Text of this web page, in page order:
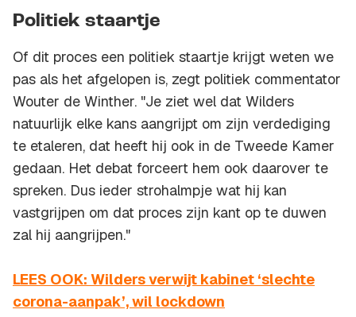
Politiek staartje
Of dit proces een politiek staartje krijgt weten we
pas als het afgelopen is, zegt politiek commentator
Wouter de Winther. "Je ziet wel dat Wilders
natuurlijk elke kans aangrijpt om zijn verdediging
te etaleren, dat heeft hij ook in de Tweede Kamer
gedaan. Het debat forceert hem ook daarover te
spreken. Dus ieder strohalmpje wat hij kan
vastgrijpen om dat proces zijn kant op te duwen
zal hij aangrijpen."
LEES OOK: Wilders verwijt kabinet ‘slechte
corona-aanpak’, wil lockdown